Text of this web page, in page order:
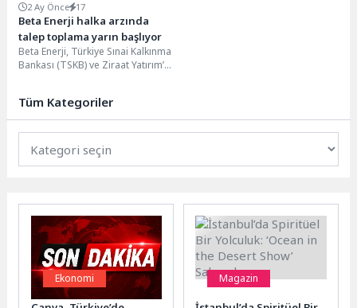
2 Ay Önce 17
Beta Enerji halka arzında
talep toplama yarın başlıyor
Beta Enerji, Türkiye Sınai Kalkınma
Bankası (TSKB) ve Ziraat Yatırım’ın
Tüm Kategoriler
Ekonomi Magazin